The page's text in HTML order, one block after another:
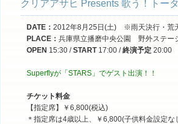
クリアアサヒ Presents 歌う！トー
DATE ： 2012年8月25日(土) ※雨天決行・荒
PLACE ： 兵庫県立播磨中央公園 野外ステー
OPEN 15:30 /START17:00 /終演予定 20:00
Superflyが「STARS」でゲスト出演！！
チケット料金
【指定席】￥6,800(税込)
＊指定席は4歳以上、￥6,800(子供料金設定な